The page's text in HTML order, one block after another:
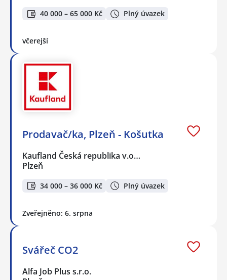
40 000 – 65 000 Kč Plný úvazek
včerejší
Prodavač/ka, Plzeň - Košutka
Kaufland Česká republika v.o…
Plzeň
34 000 – 36 000 Kč Plný úvazek
Zveřejněno: 6. srpna
Svářeč CO2
Alfa Job Plus s.r.o.